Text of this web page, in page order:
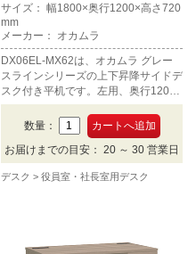
サイズ： 幅1800×奥行1200×高さ720
mm
メーカー： オカムラ
DX06EL-MX62は、オカムラ グレー
スラインシリーズの上下昇降サイドデ
スク付き平机です。左用、奥行1200
mm。
数量：
お届けまでの目安： 20 ～ 30 営業日
デスク 役員室・社長室用デスク